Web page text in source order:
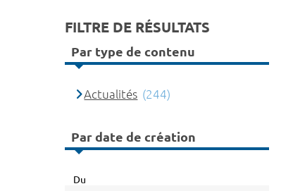
FILTRE DE RÉSULTATS
Par type de contenu
Actualités (244)
Par date de création
Du